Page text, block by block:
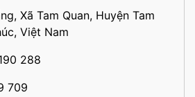
Xã Tam Quan, Huyện Tam
Việt Nam
288
709